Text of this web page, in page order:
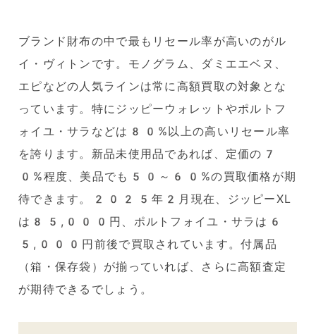
ブランド財布の中で最もリセール率が高いのがル
イ・ヴィトンです。モノグラム、ダミエエベヌ、
エピなどの人気ラインは常に高額買取の対象とな
っています。特にジッピーウォレットやポルトフ
ォイユ・サラなどは80%以上の高いリセール率
を誇ります。新品未使用品であれば、定価の7
0%程度、美品でも50～60%の買取価格が期
待できます。2025年2月現在、ジッピーXL
は85,000円、ポルトフォイユ・サラは6
5,000円前後で買取されています。付属品
（箱・保存袋）が揃っていれば、さらに高額査定
が期待できるでしょう。